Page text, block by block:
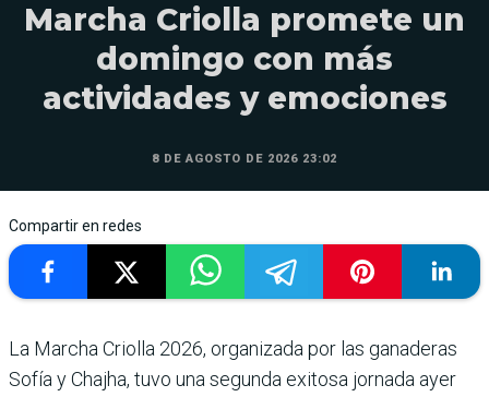
Marcha Criolla promete un
domingo con más
actividades y emociones
8 DE AGOSTO DE 2026 23:02
Compartir en redes
La Marcha Criolla 2026, organizada por las ganaderas
Sofía y Chajha, tuvo una segunda exitosa jornada ayer